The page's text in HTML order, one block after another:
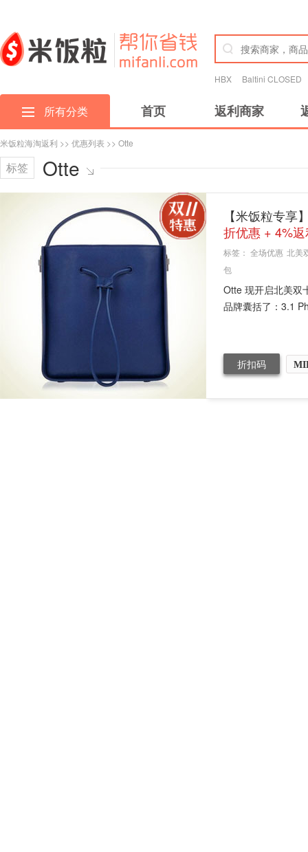
HBX Baltini CLOSED
所有分类 首页 返利商家
米饭粒海淘返利 >> 优惠列表 >> Otte
标签 Otte
【米饭粒专
折优惠 + 4%
标签： 全场优惠 北美
包
Otte 现开启北美双
品牌囊括了：3.1
折扣码